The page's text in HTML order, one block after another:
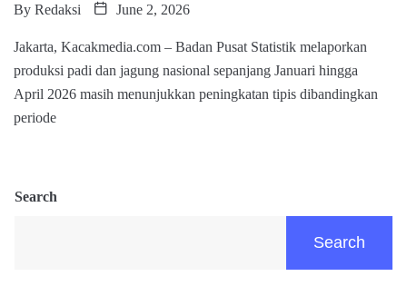
By Redaksi June 2, 2026
Jakarta, Kacakmedia.com – Badan Pusat Statistik melaporkan
produksi padi dan jagung nasional sepanjang Januari hingga
April 2026 masih menunjukkan peningkatan tipis dibandingkan
periode
Search
Search